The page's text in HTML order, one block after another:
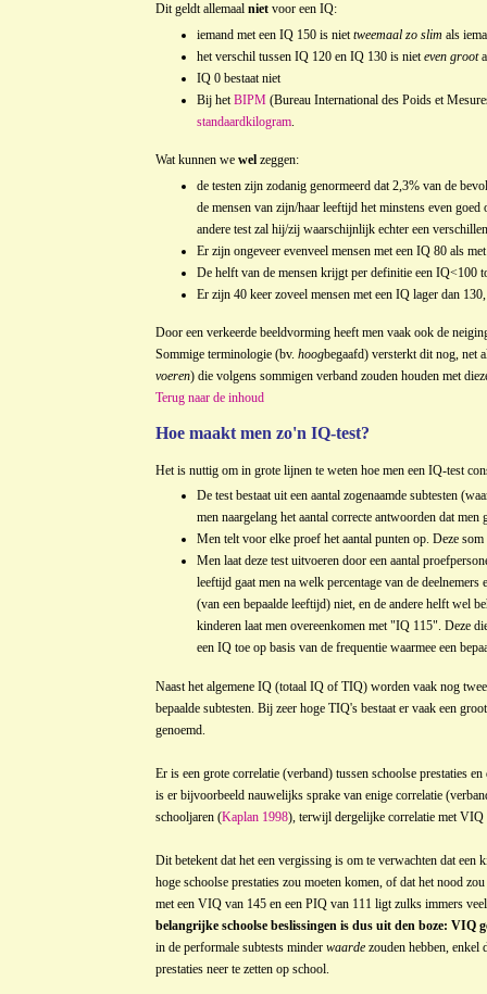
Dit geldt allemaal niet voor een IQ:
iemand met een IQ 150 is niet tweemaal zo slim als
het verschil tussen IQ 120 en IQ 130 is niet even groot
IQ 0 bestaat niet
Bij het BIPM(Bureau International des Poids et
standaardkilogram.
Wat kunnen we wel zeggen:
de testen zijn zodanig genormeerd dat 2,3% van de
de mensen van zijn/haar leeftijd het minstens even
andere test zal hij/zij waarschijnlijk echter een
Er zijn ongeveer evenveel mensen met een IQ 80 als
De helft van de mensen krijgt per definitie een IQ<100
Er zijn 40 keer zoveel mensen met een IQ lager dan
Door een verkeerde beeldvorming heeft men vaak ook de
Sommige terminologie (bv. hoogbegaafd) versterkt dit nog, net
voeren) die volgens sommigen verband zouden houden met
Terug naar de inhoud
Hoe maakt men zo'n IQ-test?
Het is nuttig om in grote lijnen te weten hoe men een IQ-test
De test bestaat uit een aantal zogenaamde subtesten
men naargelang het aantal correcte antwoorden dat
Men telt voor elke proef het aantal punten op. Deze
Men laat deze test uitvoeren door een aantal
leeftijd gaat men na welk percentage van de
(van een bepaalde leeftijd) niet, en de andere helft wel
kinderen laat men overeenkomen met "IQ 115". Deze
een IQ toe op basis van de frequentie waarmee een
Naast het algemene IQ (totaal IQ of TIQ) worden vaak nog
bepaalde subtesten. Bij zeer hoge TIQ's bestaat er vaak een
genoemd.
Er is een grote correlatie (verband) tussen schoolse prestaties
is er bijvoorbeeld nauwelijks sprake van enige correlatie
schooljaren (Kaplan 1998), terwijl dergelijke correlatie met
Dit betekent dat het een vergissing is om te verwachten dat
hoge schoolse prestaties zou moeten komen, of dat het nood
met een VIQ van 145 en een PIQ van 111 ligt zulks immers
belangrijke schoolse beslissingen is dus uit den boze: VIQ
in de performale subtests minder waarde zouden hebben, enkel
prestaties neer te zetten op school.